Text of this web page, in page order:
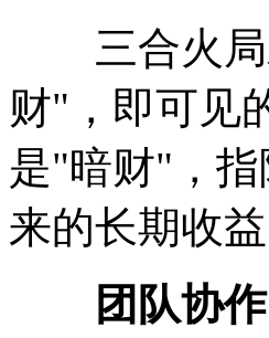
三合火局
财"，即可见
是"暗财"，
来的长期收
团队协作